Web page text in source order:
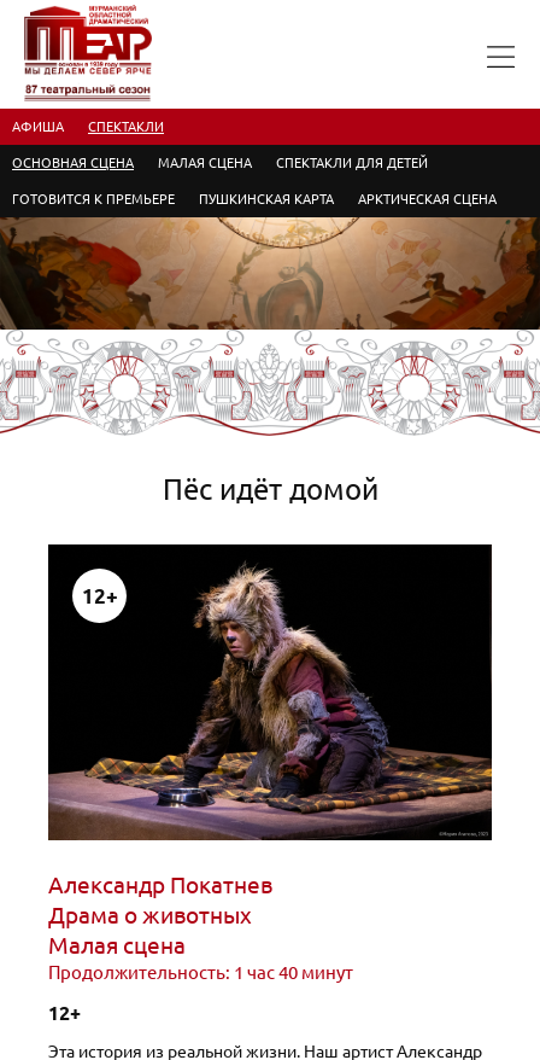
АФИША СПЕКТАКЛИ
ОСНОВНАЯ СЦЕНА МАЛАЯ СЦЕНА СПЕКТАКЛИ ДЛЯ ДЕТЕЙ
ГОТОВИТСЯ К ПРЕМЬЕРЕ ПУШКИНСКАЯ КАРТА АРКТИЧЕСКАЯ СЦЕНА
Пёс идёт домой
12+
Александр Покатнев
Драма о животных
Малая сцена
Продолжительность: 1 час 40 минут
12+
Эта история из реальной жизни. Наш артист Александр